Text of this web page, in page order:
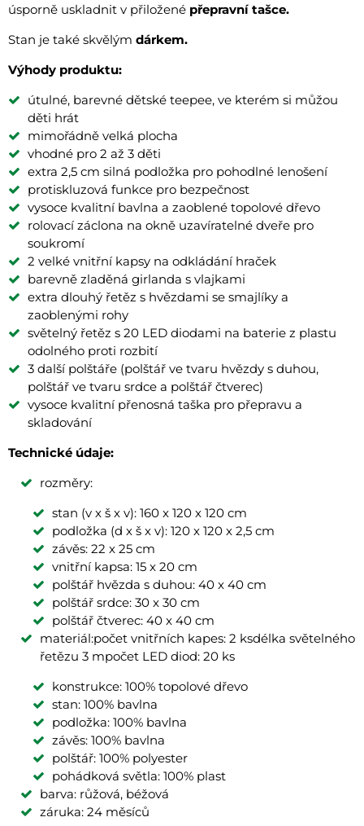
úsporně uskladnit v přiložené přepravní tašce.
Stan je také skvělým dárkem.
Výhody produktu:
útulné, barevné dětské teepee, ve kterém si můžou
děti hrát
mimořádně velká plocha
vhodné pro 2 až 3 děti
extra 2,5 cm silná podložka pro pohodlné lenošení
protiskluzová funkce pro bezpečnost
vysoce kvalitní bavlna a zaoblené topolové dřevo
rolovací záclona na okně uzavíratelné dveře pro
soukromí
2 velké vnitřní kapsy na odkládání hraček
barevně zladěná girlanda s vlajkami
extra dlouhý řetěz s hvězdami se smajlíky a
zaoblenými rohy
světelný řetěz s 20 LED diodami na baterie z plastu
odolného proti rozbití
3 další polštáře (polštář ve tvaru hvězdy s duhou,
polštář ve tvaru srdce a polštář čtverec)
vysoce kvalitní přenosná taška pro přepravu a
skladování
Technické údaje:
rozměry:
stan (v x š x v): 160 x 120 x 120 cm
podložka (d x š x v): 120 x 120 x 2,5 cm
závěs: 22 x 25 cm
vnitřní kapsa: 15 x 20 cm
polštář hvězda s duhou: 40 x 40 cm
polštář srdce: 30 x 30 cm
polštář čtverec: 40 x 40 cm
materiál:počet vnitřních kapes: 2 ksdélka světelného
řetězu 3 mpočet LED diod: 20 ks
konstrukce: 100% topolové dřevo
stan: 100% bavlna
podložka: 100% bavlna
závěs: 100% bavlna
polštář: 100% polyester
pohádková světla: 100% plast
barva: růžová, béžová
záruka: 24 měsíců